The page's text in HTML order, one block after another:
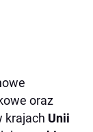
oraz
krajach Unii